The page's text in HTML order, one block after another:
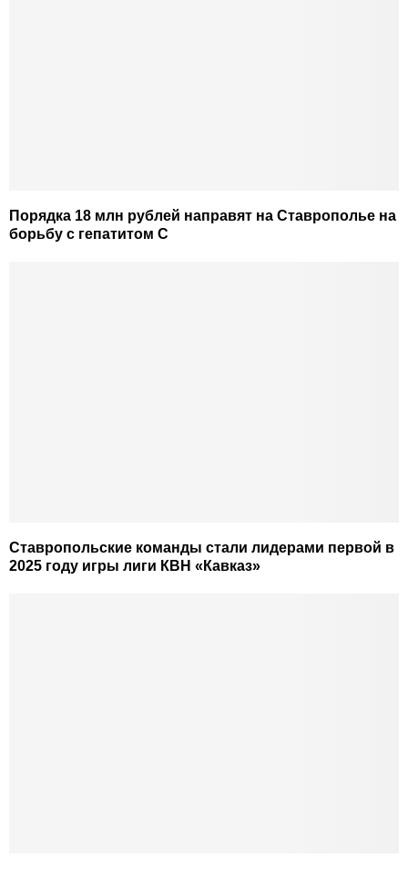
Порядка 18 млн рублей направят на Ставрополье на
борьбу с гепатитом С
Ставропольские команды стали лидерами первой в
2025 году игры лиги КВН «Кавказ»